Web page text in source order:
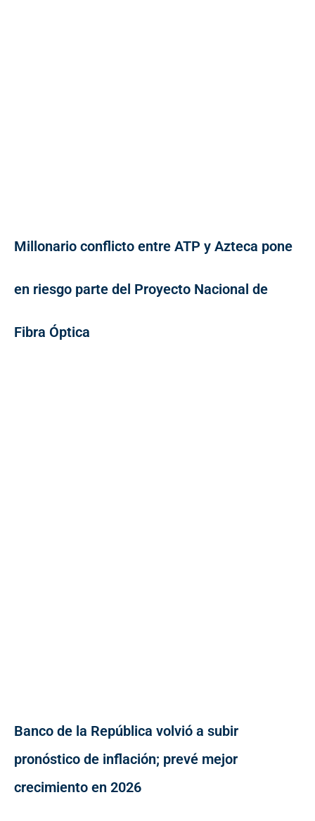
Millonario conflicto entre ATP y Azteca pone
en riesgo parte del Proyecto Nacional de
Fibra Óptica
Banco de la República volvió a subir
pronóstico de inflación; prevé mejor
crecimiento en 2026